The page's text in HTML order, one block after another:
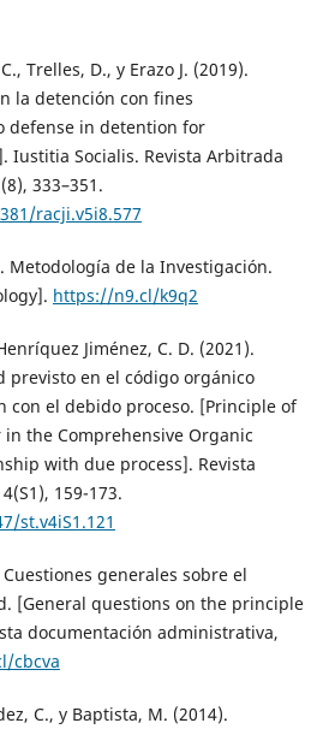
Trelles, D., y Erazo J. (2019).
la detención con fines
defense in detention for
Iustitia Socialis. Revista Arbitrada
333–351.
racji.v5i8.577
Metodología de la Investigación.
https://n9.cl/k9q2
Jiménez, C. D. (2021).
previsto en el código orgánico
con el debido proceso. [Principle of
the Comprehensive Organic
with due process]. Revista
159-173.
st.v4iS1.121
Cuestiones generales sobre el
[General questions on the principle
documentación administrativa,
cbcva
C., y Baptista, M. (2014).